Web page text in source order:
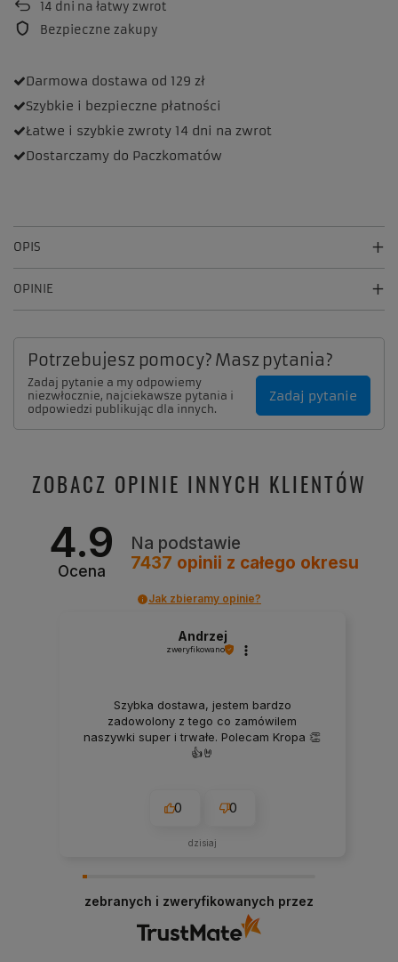
14 dni na łatwy zwrot
Bezpieczne zakupy
Darmowa dostawa od 129 zł
Szybkie i bezpieczne płatności
Łatwe i szybkie zwroty 14 dni na zwrot
Dostarczamy do Paczkomatów
OPIS
OPINIE
Potrzebujesz pomocy? Masz pytania?
Zadaj pytanie a my odpowiemy
niezwłocznie, najciekawsze pytania i
odpowiedzi publikując dla innych.
Zadaj pytanie
ZOBACZ OPINIE INNYCH KLIENTÓW
4.9
Ocena
Na podstawie
7437 opinii z całego okresu
Jak zbieramy opinie?
Andrzej
zweryfikowano
Szybka dostawa, jestem bardzo
zadowolony z tego co zamówilem
naszywki super i trwałe. Polecam Kropa 👏
👍🤘
0 0
dzisiaj
zebranych i zweryfikowanych przez